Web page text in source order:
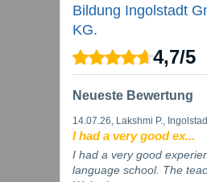
Bildung Ingolstadt
KG.
4,7/5
Neueste Bewertung
14.07.26, Lakshmi P.,
I had a very good ex...
I had a very good
language school. The